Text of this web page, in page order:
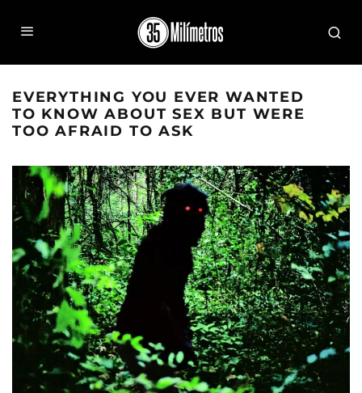
EVERYTHING YOU EVER WANTED
TO KNOW ABOUT SEX BUT WERE
TOO AFRAID TO ASK